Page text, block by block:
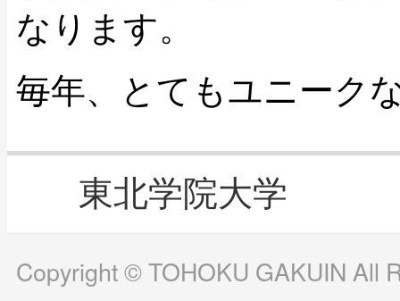
なります。
毎年、とてもユニーク
東北学院大学
Copyright © TOHOKU GAKUIN All